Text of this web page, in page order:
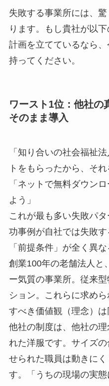
失敗する事業所には、
ります。もし貴社が以
計画を立てているなら
持ってください。
ワースト1位：他社の
そのまま導入
「知り合いの社会福祉
トをもらったから、そ
「ネットで無料ダウン
よう」
これが最も多い失敗パ
功事例が自社では失敗
「前提条件」が全く異な
創業100年の老舗法人と
ー気質の事業所。従来
ション。これらに求め
すべき価値観（理念）は
他社の制度は、他社の
れた洋服です。サイズ
せられた職員は動きに
す。「うちの現場の実